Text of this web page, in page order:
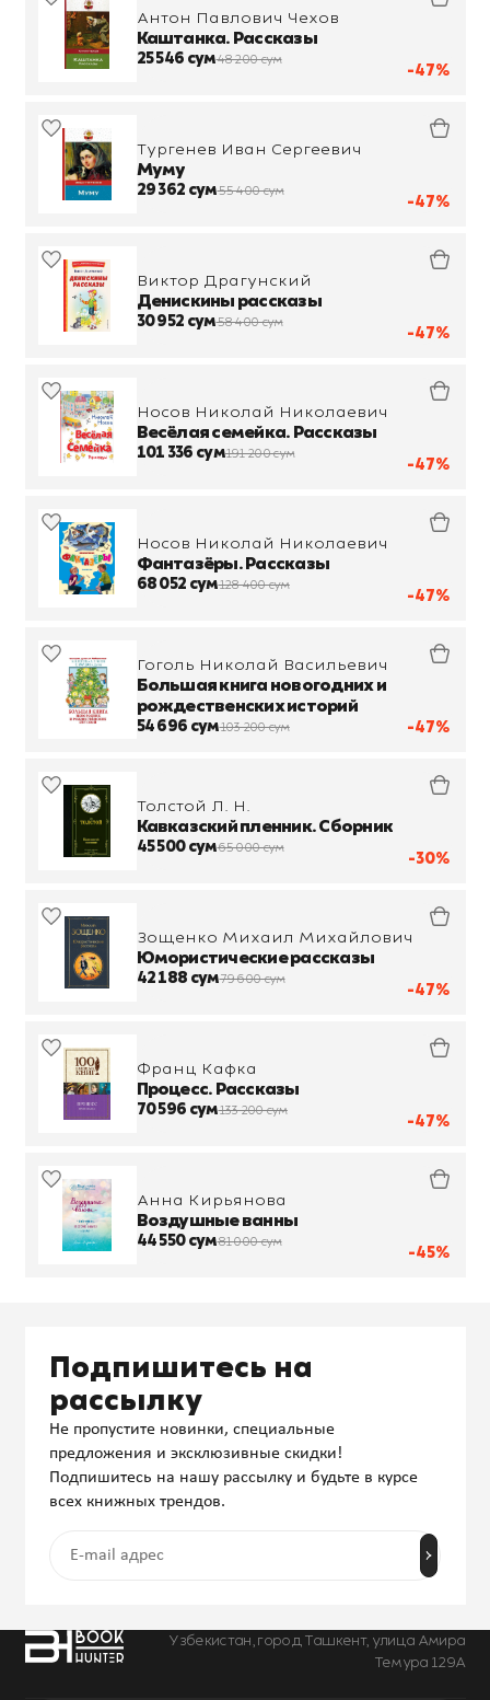
-47%
Антон Павлович Чехов
Каштанка. Рассказы
25 546 сум48 200 сум
-47%
Тургенев Иван Сергеевич
Муму
29 362 сум55 400 сум
-47%
Виктор Драгунский
Денискины рассказы
30 952 сум58 400 сум
-47%
Носов Николай Николаевич
Весёлая семейка. Рассказы
101 336 сум191 200 сум
-47%
Носов Николай Николаевич
Фантазёры. Рассказы
68 052 сум128 400 сум
-47%
Гоголь Николай Васильевич
Большая книга новогодних и
рождественских историй
54 696 сум103 200 сум
-30%
Толстой Л. Н.
Кавказский пленник. Сборник
45 500 сум65 000 сум
-47%
Зощенко Михаил Михайлович
Юмористические рассказы
42 188 сум79 600 сум
-47%
Франц Кафка
Процесс. Рассказы
70 596 сум133 200 сум
-45%
Анна Кирьянова
Воздушные ванны
44 550 сум81 000 сум
Узбекистан, город Ташкент, улица Амира
Темура 129А
Подпишитесь на
рассылку
Не пропустите новинки, специальные
предложения и эксклюзивные скидки!
Подпишитесь на нашу рассылку и будьте в курсе
всех книжных трендов.